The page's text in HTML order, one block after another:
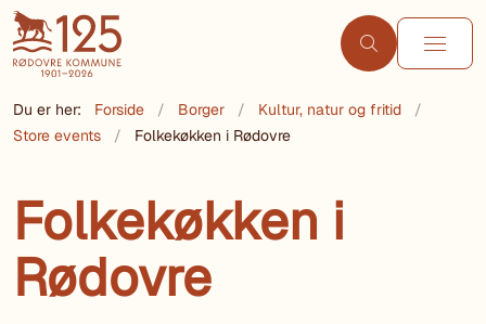
Du er her: Forside Borger
Kultur, natur og fritid
Store events
Folkekøkken i Rødovre
Folkekøkken i
Rødovre